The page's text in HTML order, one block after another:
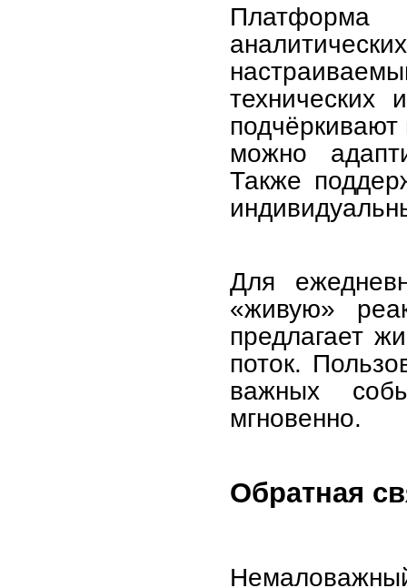
Платформа
технических
можно
Также
Для
«живую»
предлагает
поток.
важных
мгновенно.
Обратная